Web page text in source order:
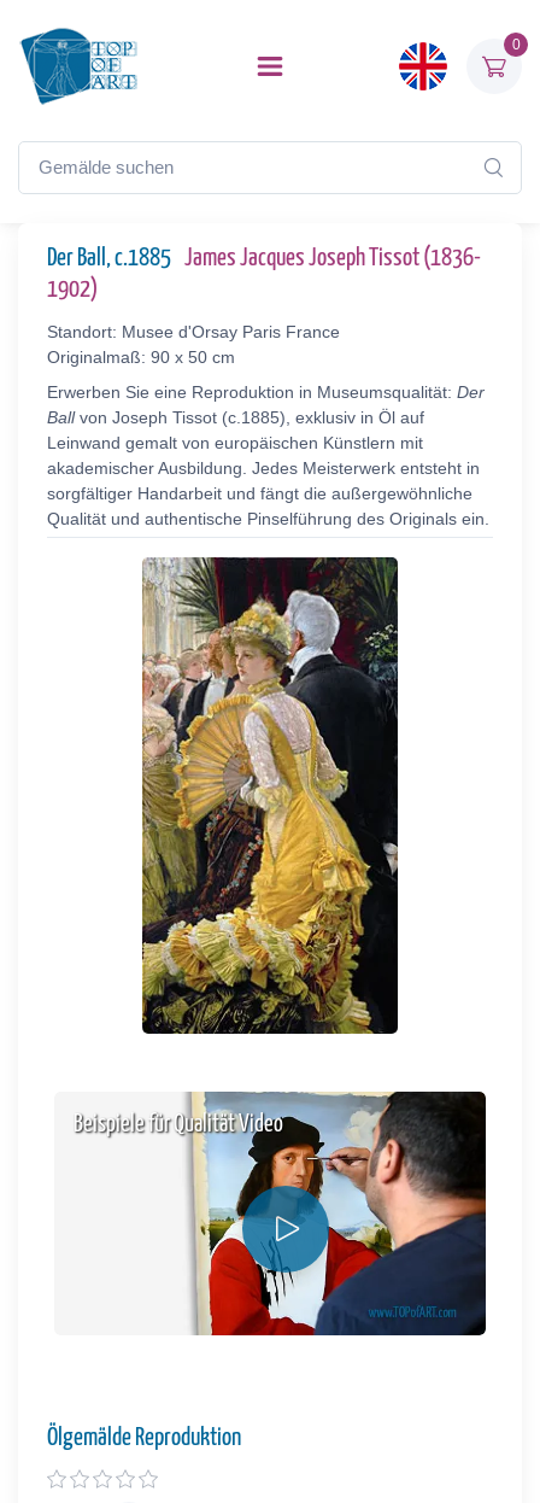
0
Der Ball, c.1885 James Jacques Joseph Tissot (1836-
1902)
Standort: Musee d'Orsay Paris France
Originalmaß: 90 x 50 cm
Erwerben Sie eine Reproduktion in Museumsqualität: Der
Ballvon Joseph Tissot (c.1885), exklusiv in Öl auf
Leinwand gemalt von europäischen Künstlern mit
akademischer Ausbildung. Jedes Meisterwerk entsteht in
sorgfältiger Handarbeit und fängt die außergewöhnliche
Qualität und authentische Pinselführung des Originals ein.
Beispiele für Qualität Video
Ölgemälde Reproduktion